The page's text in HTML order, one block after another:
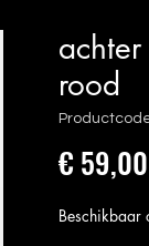
rood
€ 59,00
Beschikbaar